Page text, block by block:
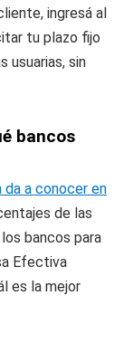
ingresá al
tu plazo fijo
usuarias, sin
bancos
da a conocer en
de las
bancos para
Efectiva
es la mejor